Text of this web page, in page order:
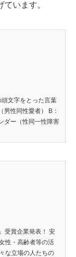
います。
文字をとった言葉
性同性愛者） B：
ダー（性同一性障害
受賞企業発表！ 安
性・高齢者等の活
な立場の人たちの